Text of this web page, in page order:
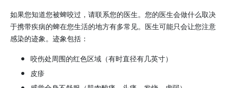
如果您知道您被蜱咬过，请联系您的医生。您的医生会做什么取决
于携带疾病的蜱在您生活的地方有多常见。医生可能只会让您注意
感染的迹象。迹象包括：
咬伤处周围的红色区域（有时直径有几英寸）
皮疹